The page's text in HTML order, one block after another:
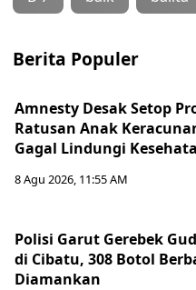
Berita Populer
Amnesty Desak Setop
Ratusan Anak
Gagal Lindungi
8 Agu 2026, 11:55 AM
Polisi Garut Gerebek
di Cibatu, 308 Botol
Diamankan